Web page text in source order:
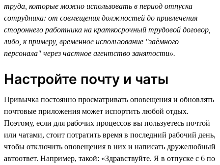
труда, которые можно использовать в период отпуска
сотрудника: от совмещения должностей до привлечения
стороннего работника на краткосрочный трудовой договор,
либо, к примеру, временное использование "заёмного
персонала" через частное агентство занятости».
Настройте почту и чаты
Привычка постоянно просматривать оповещения и обновлять
почтовые приложения может испортить любой отдых.
Поэтому, если для рабочих процессов вы пользуетесь почтой
или чатами, стоит потратить время в последний рабочий день,
чтобы отключить оповещения в них и написать дружелюбный
автоответ. Например, такой: «Здравствуйте. Я в отпуске с 6 по